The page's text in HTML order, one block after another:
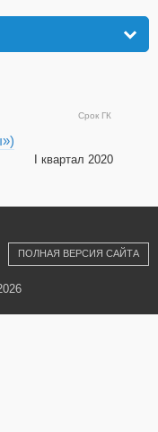
Срок ГК
I квартал 2020
ПОЛНАЯ ВЕРСИЯ САЙТА